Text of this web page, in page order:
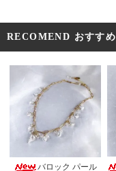
RECOMEND おすすめ
バロック パール